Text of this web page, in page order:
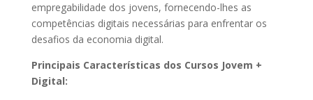
empregabilidade dos jovens, fornecendo-lhes as
competências digitais necessárias para enfrentar os
desafios da economia digital.
Principais Características dos Cursos Jovem +
Digital: